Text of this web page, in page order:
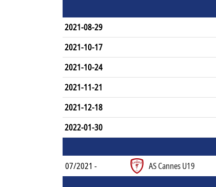
2021-08-29
2021-10-17
2021-10-24
2021-11-21
2021-12-18
2022-01-30
07/2021 - AS Cannes U19